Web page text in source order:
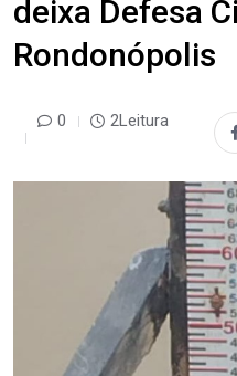
deixa Defesa
Rondonópolis
0 2Leitura